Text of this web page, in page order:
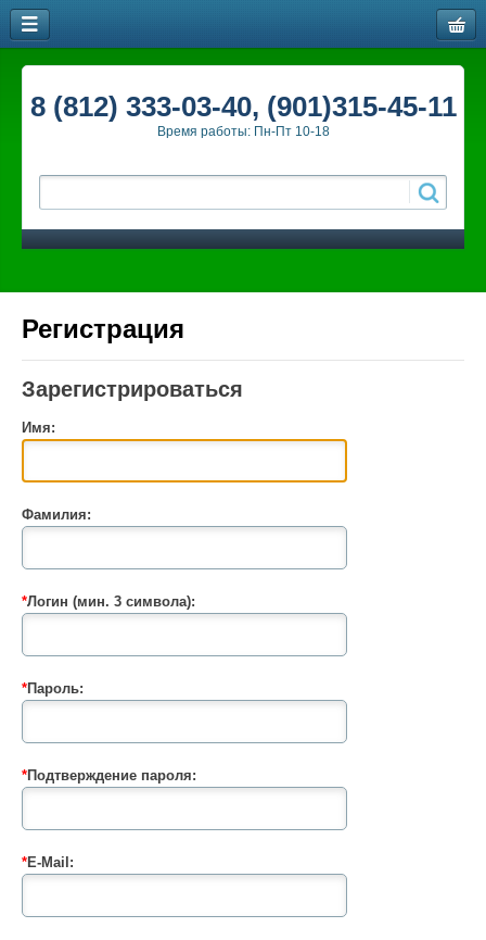
8 (812) 333-03-40, (901)315-45-11
Время работы: Пн-Пт 10-18
Регистрация
Зарегистрироваться
Имя:
Фамилия:
*Логин (мин. 3 символа):
*Пароль:
*Подтверждение пароля:
*E-Mail: